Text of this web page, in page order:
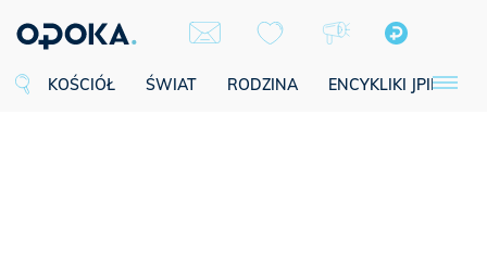
KOŚCIÓŁ ŚWIAT RODZINA ENCYKLIKI JPII